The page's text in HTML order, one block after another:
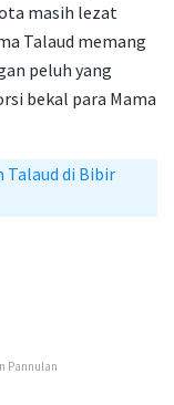
masih lezat
Talaud memang
peluh yang
bekal para Mama
Talaud di Bibir
Pannulan